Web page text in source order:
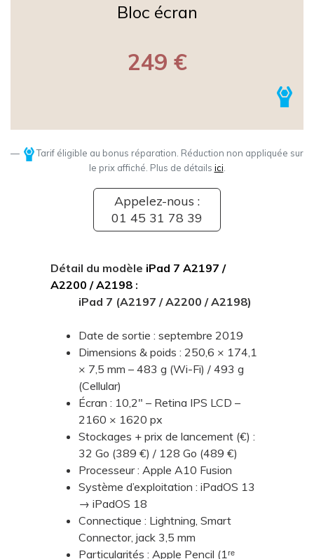
Bloc écran
249 €
Tarif éligible au bonus réparation. Réduction non appliquée sur
le prix affiché. Plus de détails ici
Appelez-nous :
01 45 31 78 39
Détail du modèle iPad 7 A2197 /
A2200 / A2198:
iPad 7 (A2197 / A2200 / A2198)
Date de sortie : septembre 2019
Dimensions & poids : 250,6 × 174,1
× 7,5 mm – 483 g (Wi-Fi) / 493 g
(Cellular)
Écran : 10,2" – Retina IPS LCD –
2160 × 1620 px
Stockages + prix de lancement (€) :
32 Go (389 €) / 128 Go (489 €)
Processeur : Apple A10 Fusion
Système d’exploitation : iPadOS 13
→ iPadOS 18
Connectique : Lightning, Smart
Connector, jack 3,5 mm
Particularités : Apple Pencil (1ʳᵉ